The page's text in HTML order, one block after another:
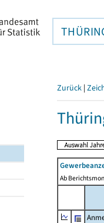
Zurück |
Ab